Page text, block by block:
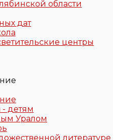
области
дат
центры
детям
Уралом
литературе